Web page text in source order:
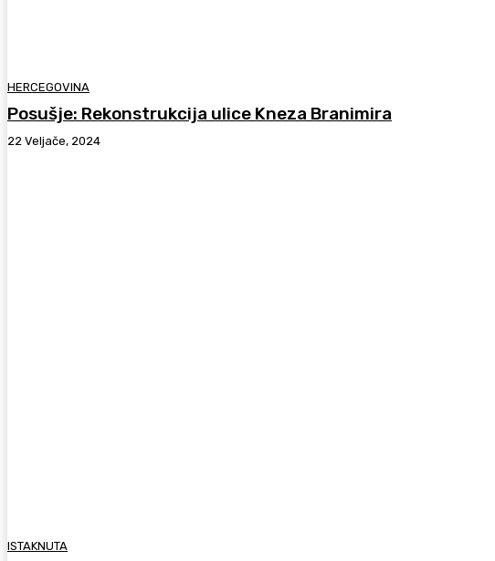
HERCEGOVINA
Posušje: Rekonstrukcija ulice Kneza Branimira
22 Veljače, 2024
ISTAKNUTA